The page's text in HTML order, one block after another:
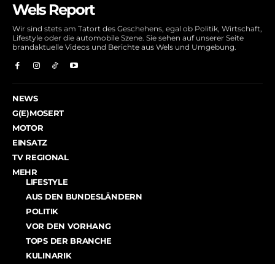
Wels Report
Wir sind stets am Tatort des Geschehens, egal ob Politik, Wirtschaft,
Lifestyle oder die automobile Szene. Sie sehen auf unserer Seite
brandaktuelle Videos und Berichte aus Wels und Umgebung.
NEWS
G(E)MOSERT
MOTOR
EINSATZ
TV REGIONAL
MEHR
LIFESTYLE
AUS DEN BUNDESLÄNDERN
POLITIK
VOR DEN VORHANG
TOPS DER BRANCHE
KULINARIK